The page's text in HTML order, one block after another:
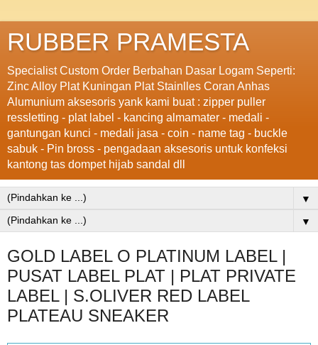
RUBBER PRAMESTA
Specialist Custom Order Berbahan Dasar Logam Seperti:
Zinc Alloy Plat Kuningan Plat Stainlles Coran Anhas
Alumunium aksesoris yank kami buat : zipper puller
ressletting - plat label - kancing almamater - medali -
gantungan kunci - medali jasa - coin - name tag - buckle
sabuk - Pin bross - pengadaan aksesoris untuk konfeksi
kantong tas dompet hijab sandal dll
▼
▼
GOLD LABEL O PLATINUM LABEL |
PUSAT LABEL PLAT | PLAT PRIVATE
LABEL | S.OLIVER RED LABEL
PLATEAU SNEAKER